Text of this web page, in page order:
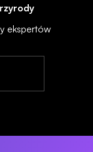
ekspertów